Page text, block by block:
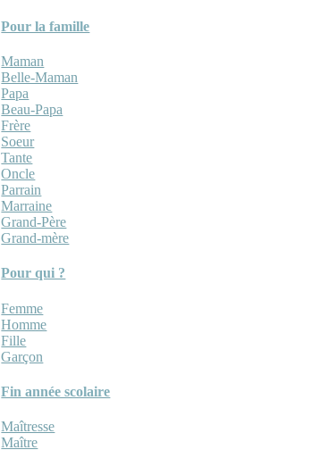
Pour la famille
Maman
Belle-Maman
Papa
Beau-Papa
Frère
Soeur
Tante
Oncle
Parrain
Marraine
Grand-Père
Grand-mère
Pour qui ?
Femme
Homme
Fille
Garçon
Fin année scolaire
Maîtresse
Maître